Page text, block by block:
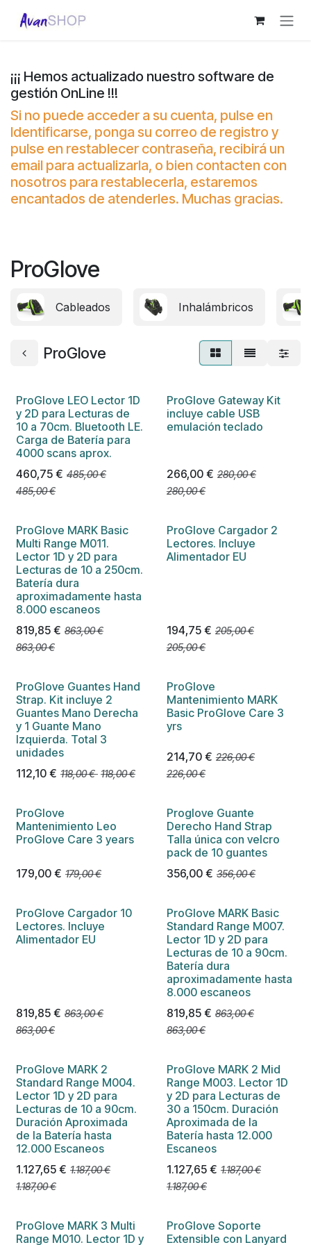
¡¡¡ Hemos actualizado nuestro software de
gestión OnLine !!!
Si no puede acceder a su cuenta, pulse en
Identificarse, ponga su correo de registro y
pulse en restablecer contraseña, recibirá un
email para actualizarla, o bien contacten con
nosotros para restablecerla, estaremos
encantados de atenderles. Muchas gracias.
ProGlove
Cableados Inhalámbricos
ProGlove
ProGlove LEO Lector 1D
y 2D para Lecturas de
10 a 70cm. Bluetooth LE.
Carga de Batería para
4000 scans aprox.
460,75 € 485,00€
485,00€
ProGlove Gateway Kit
incluye cable USB
emulación teclado
266,00€ 280,00€
280,00€
ProGlove MARK Basic
Multi Range M011.
Lector 1D y 2D para
Lecturas de 10 a 250cm.
Batería dura
aproximadamente hasta
8.000 escaneos
819,85 € 863,00€
863,00€
ProGlove Cargador 2
Lectores. Incluye
Alimentador EU
194,75€ 205,00€
205,00€
ProGlove Guantes Hand
Strap. Kit incluye 2
Guantes Mano Derecha
y 1 Guante Mano
Izquierda. Total 3
unidades
112,10 € 118,00€ 118,00€
ProGlove
Mantenimiento MARK
Basic ProGlove Care 3
yrs
214,70€ 226,00€
226,00€
ProGlove
Mantenimiento Leo
ProGlove Care 3 years
179,00 € 179,00€
Proglove Guante
Derecho Hand Strap
Talla única con velcro
pack de 10 guantes
356,00€ 356,00€
ProGlove Cargador 10
Lectores. Incluye
Alimentador EU
819,85 € 863,00€
863,00€
ProGlove MARK Basic
Standard Range M007.
Lector 1D y 2D para
Lecturas de 10 a 90cm.
Batería dura
aproximadamente hasta
8.000 escaneos
819,85€ 863,00€
863,00€
ProGlove MARK 2
Standard Range M004.
Lector 1D y 2D para
Lecturas de 10 a 90cm.
Duración Aproximada
de la Batería hasta
12.000 Escaneos
1.127,65 € 1.187,00€
1.187,00€
ProGlove MARK 2 Mid
Range M003. Lector 1D
y 2D para Lecturas de
30 a 150cm. Duración
Aproximada de la
Batería hasta 12.000
Escaneos
1.127,65€ 1.187,00€
1.187,00€
ProGlove MARK 3 Multi
Range M010. Lector 1D y
ProGlove Soporte
Extensible con Lanyard